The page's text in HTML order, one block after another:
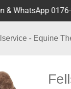
- Equine
& WhatsApp